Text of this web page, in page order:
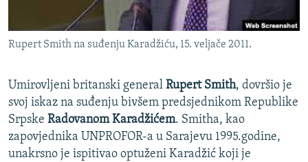
GENOCID U SREBRENICI
POPLAVE I KLIZIŠTA U BIH 2024.
POST SCRIPTUM
MOJA EVROPA
TRI DECENIJE OD RATA U BIH
Sve RFE/RL stranice
Rupert Smith na suđenju Karadžiću, 15. veljače 2011.
Umirovljeni britanski general Rupert Smith, dovršio je
svoj iskaz na suđenju bivšem predsjednikom Republike
Srpske Radovanom Karadžićem. Smitha, kao
zapovjednika UNPROFOR-a u Sarajevu 1995.godine,
unakrsno je ispitivao optuženi Karadžić koji je